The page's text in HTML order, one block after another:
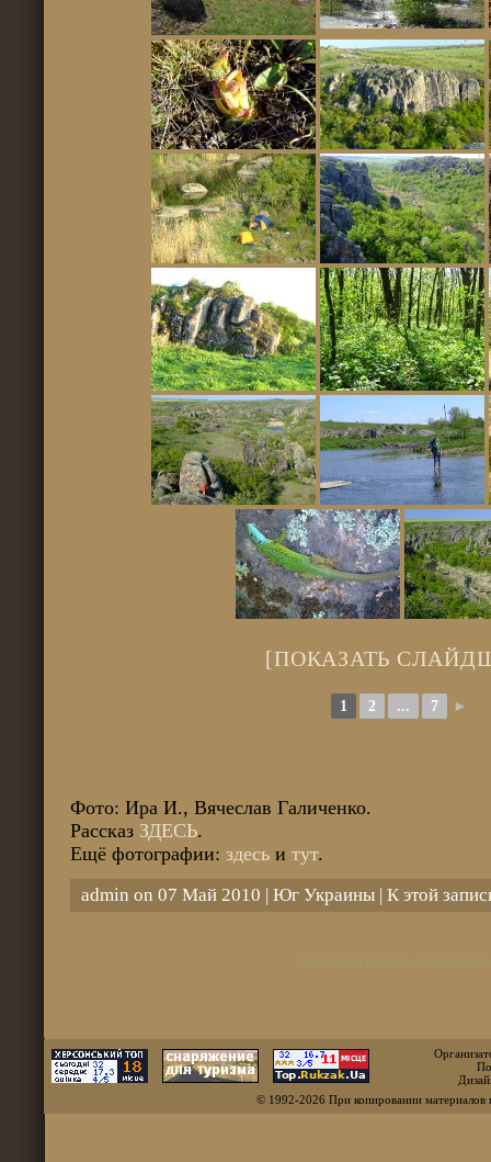
[ПОКАЗАТЬ
1 2 ... 7 ►
Фото: Ира И., Вячеслав Галиченко.
Рассказ ЗДЕСЬ.
Ещё фотографии:здесь итут.
admin on 07 Май 2010 | Юг Украины| К этой
© 1992-2026 При копировании материалов